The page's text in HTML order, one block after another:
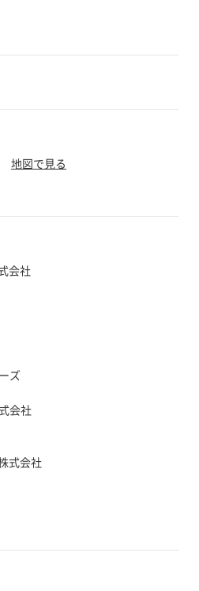
業務に使うことができます。
、ポカヨケ、異品混入チェッ
設定ツール「AiBuilder（アイ
を、お客様ご自身で自由にカ
す。 ※カスタマイズしたメ
本体にインストールする際、
「AiSync」が必要です。 ご
ご連絡ください。
地図で見る
会社
ズ
会社
式会社